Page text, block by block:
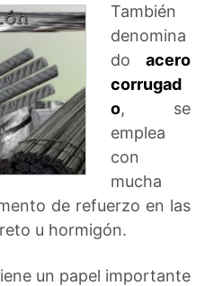
También
denomina
do acero
corrugad
o, se
emplea
con
mucha
de refuerzo en las
u hormigón.
un papel importante